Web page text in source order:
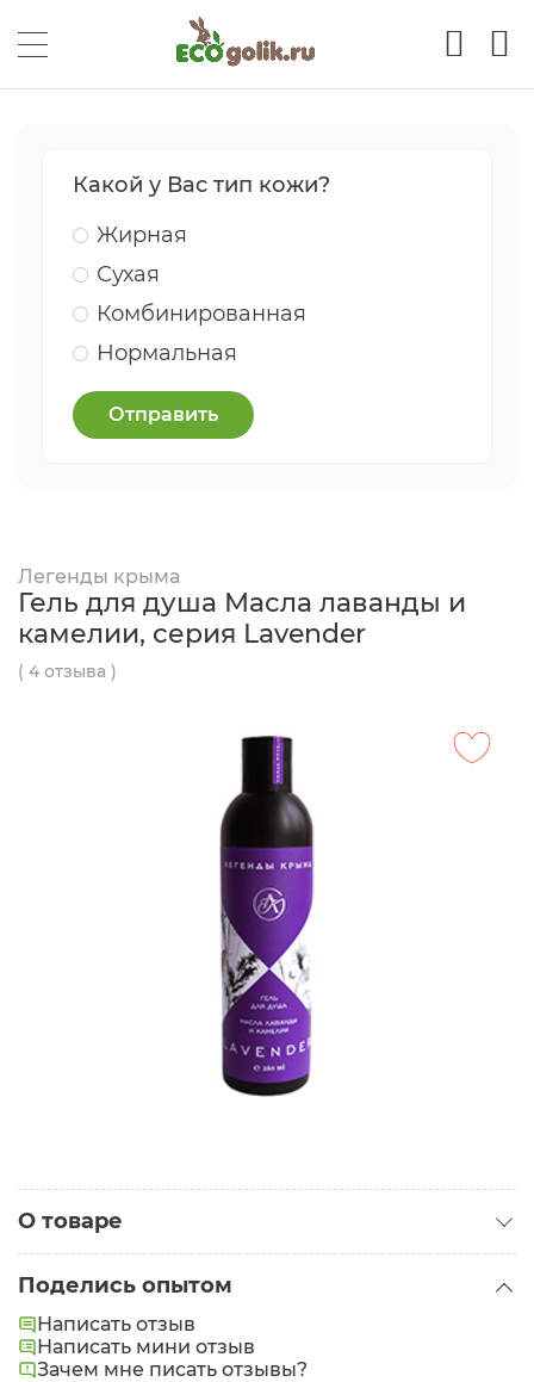
Какой у Вас тип кожи?
Жирная
Сухая
Комбинированная
Нормальная
Отправить
Легенды крыма
Гель для душа Масла лаванды и
камелии, серия Lavender
( 4 отзыва )
О товаре
Поделись опытом
Написать отзыв
Написать мини отзыв
Зачем мне писать отзывы?